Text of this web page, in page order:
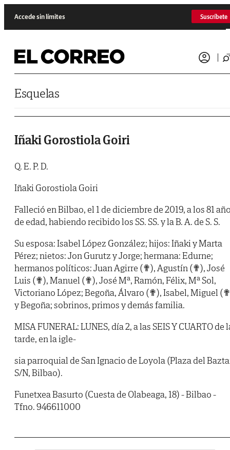
Accede sin límites Suscríbete
Esquelas
Iñaki Gorostiola Goiri
Q. E. P. D.
Iñaki Gorostiola Goiri
Falleció en Bilbao, el 1 de diciembre de 2019, a los 81
de edad, habiendo recibido los SS. SS. y la B. A. de S. S.
Su esposa: Isabel López González; hijos: Iñaki y Marta
Pérez; nietos: Jon Gurutz y Jorge; hermana: Edurne;
hermanos políticos: Juan Agirre (✟), Agustín (✟), José
Luis (✟), Manuel (✟), José Mª, Ramón, Félix, Mª Sol,
Victoriano López; Begoña, Álvaro (✟), Isabel, Miguel
y Begoña; sobrinos, primos y demás familia.
MISA FUNERAL: LUNES, día 2, a las SEIS Y CUARTO de
tarde, en la igle-
sia parroquial de San Ignacio de Loyola (Plaza del
S/N, Bilbao).
Funetxea Basurto (Cuesta de Olabeaga, 18) - Bilbao -
Tfno. 946611000